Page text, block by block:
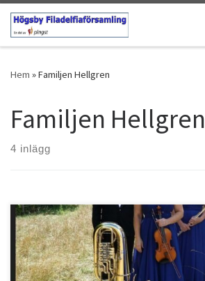
Hoppa till innehåll
Hem »Familjen Hellgren
Familjen Hellgren
4 inlägg